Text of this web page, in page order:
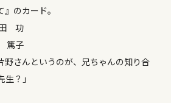
』のカード。
功
篤子
野さんというのが、兄ちゃんの知り合
？」